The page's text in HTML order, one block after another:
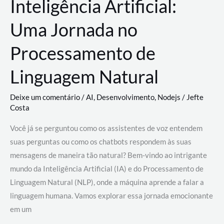
Inteligência Artificial:
Uma Jornada no
Processamento de
Linguagem Natural
Deixe um comentário/AI, Desenvolvimento, Nodejs / Jefte
Costa
Você já se perguntou como os assistentes de voz entendem
suas perguntas ou como os chatbots respondem às suas
mensagens de maneira tão natural? Bem-vindo ao intrigante
mundo da Inteligência Artificial (IA) e do Processamento de
Linguagem Natural (NLP), onde a máquina aprende a falar a
linguagem humana. Vamos explorar essa jornada emocionante
em um